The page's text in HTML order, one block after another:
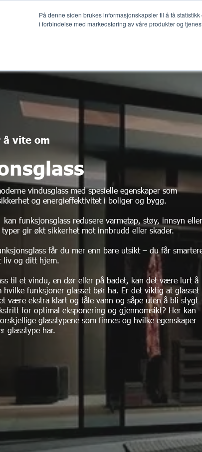
På denne siden brukes informasjonskapsler til å få
i forbindelse med markedsføring av våre produkter og
vite om
vindusglass med spesielle egenskaper som
og energieffektivitet i boliger og bygg.
funksjonsglass redusere varmetap, støy, innsyn eller
gir økt sikkerhet mot innbrudd eller skader.
får du mer enn bare utsikt – du får
liv og ditt hjem.
til et vindu, en dør eller på badet, kan det være lurt å
hvilke funksjoner glasset bør ha. Er det viktig at glasset
være ekstra klart og tåle vann og såpe uten å bli stygt
for optimal eksponering og gjennomsikt? Her kan
glasstypene som finnes og hvilke egenskaper
glasstype har.